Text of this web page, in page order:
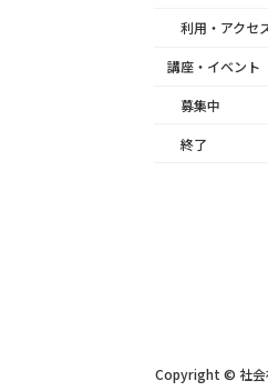
利用・アクセ
講座・イベント
募集中
終了
Copyright © 社会